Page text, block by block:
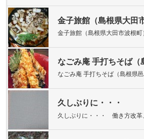
金子旅館（島根県大田
金子旅館（島根県大田市波根
なごみ庵 手打ちそば（島根県
久しぶりに・・・
久しぶりに・・・ 働き方改革